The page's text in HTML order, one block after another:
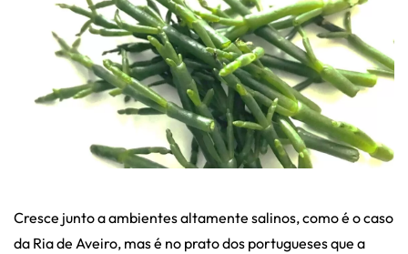
Cresce junto a ambientes altamente salinos, como é o caso
da Ria de Aveiro, mas é no prato dos portugueses que a